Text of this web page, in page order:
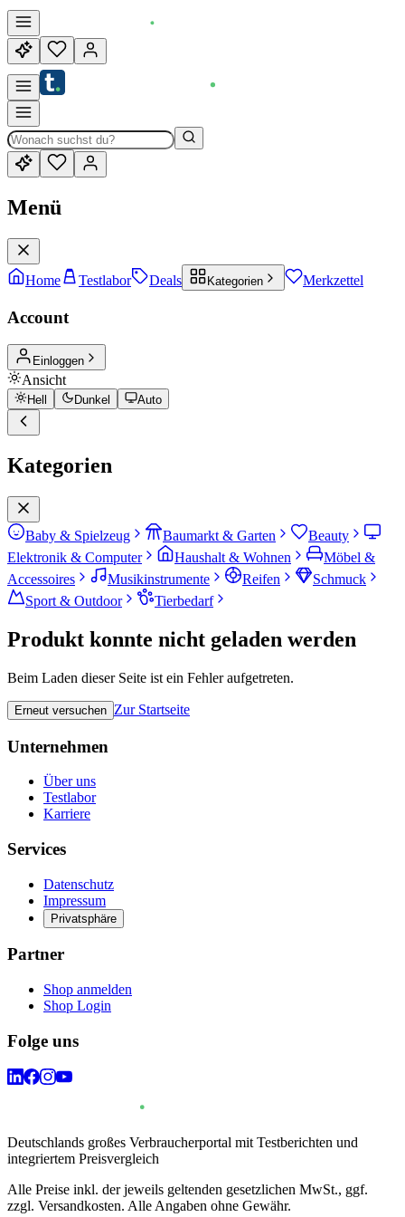
Menü
Home Testlabor Deals Kategorien Merkzettel
Account
Einloggen
Ansicht
Hell Dunkel Auto
Kategorien
Baby & Spielzeug Baumarkt & Garten
Beauty
Elektronik & Computer
Haushalt & Wohnen
Möbel &
Accessoires
Musikinstrumente Reifen
Schmuck
Sport & Outdoor
Tierbedarf
Produkt konnte nicht geladen werden
Beim Laden dieser Seite ist ein Fehler aufgetreten.
Erneut versuchen Zur Startseite
Unternehmen
Über uns
Testlabor
Karriere
Services
Datenschutz
Impressum
Privatsphäre
Partner
Shop anmelden
Shop Login
Folge uns
Deutschlands großes Verbraucherportal mit Testberichten und
integriertem Preisvergleich
Alle Preise inkl. der jeweils geltenden gesetzlichen MwSt., ggf.
zzgl. Versandkosten. Alle Angaben ohne Gewähr.